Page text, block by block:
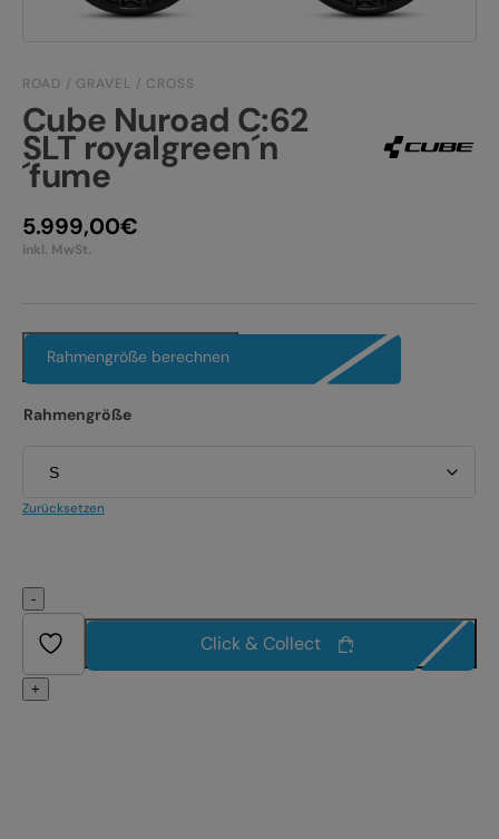
E-BIKE HARDTAIL
E-BIKE TOUR
Alle entdecken
PRODUKTRÜCKRUFE
ROAD / GRAVEL / CROSS
Cube Nuroad C:62
SLT royalgreen´n
´fume
5.999,00€
inkl. MwSt.
Rahmengröße berechnen
Rahmengröße
Zurücksetzen
-
+
Click & Collect